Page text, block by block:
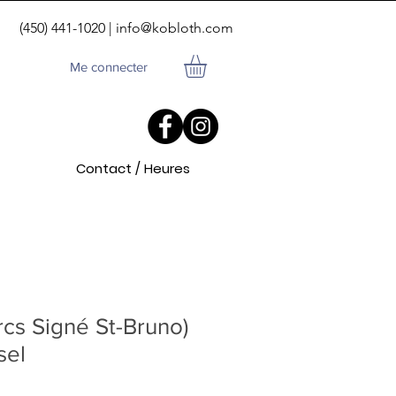
(450) 441-1020 | info@kobloth.com
Me connecter
Contact / Heures
Signé St-Bruno)